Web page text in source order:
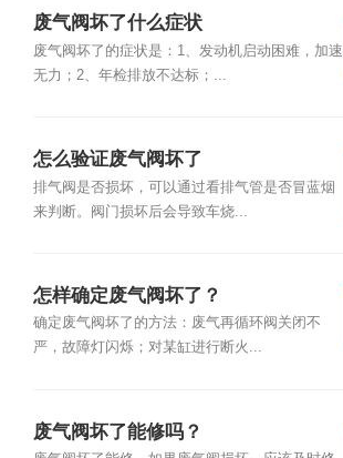
废气阀坏了什么症状
废气阀坏了的症状是：1、发动机启动困难，加速
无力；2、年检排放不达标；...
怎么验证废气阀坏了
排气阀是否损坏，可以通过看排气管是否冒蓝烟
来判断。阀门损坏后会导致车烧...
怎样确定废气阀坏了？
确定废气阀坏了的方法：废气再循环阀关闭不
严，故障灯闪烁；对某缸进行断火...
废气阀坏了能修吗？